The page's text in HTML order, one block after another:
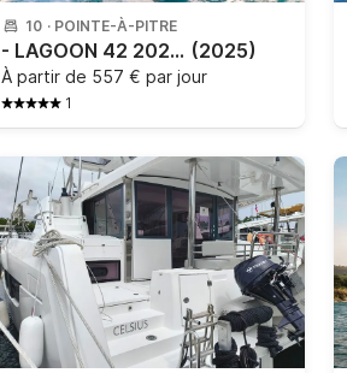
10 · POINTE-À-PITRE
- LAGOON 42 2025 CLIM GE (2025)
À partir de 557 € par jour
1